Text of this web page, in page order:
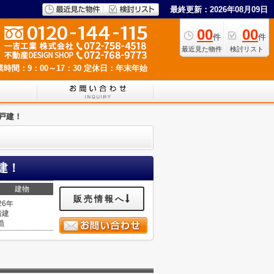
最終更新：2026年08月09日
00件
最近見た物件
00件
検討リスト
時間：9：00～17：30 定休日：年末年始
建！
！
建物
年
建
販売情報へ